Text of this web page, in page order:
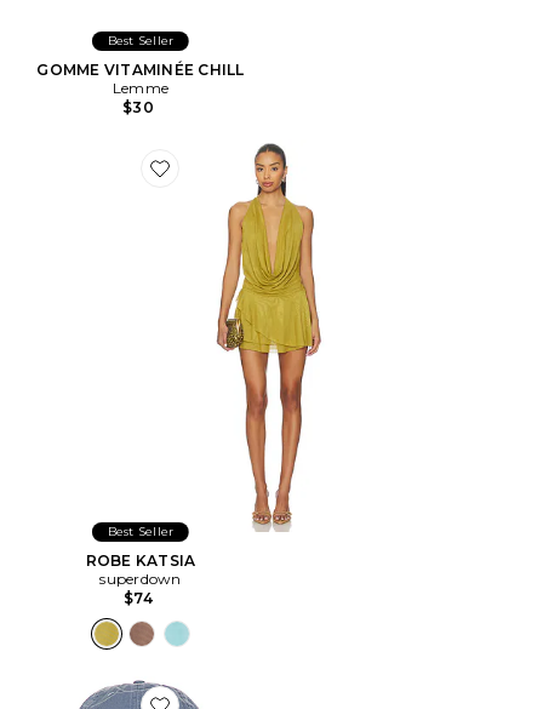
Best Seller
GOMME VITAMINÉE CHILL
Lemme
$30
Favorite ROBE KATSIA
Best Seller
ROBE KATSIA
superdown
$74